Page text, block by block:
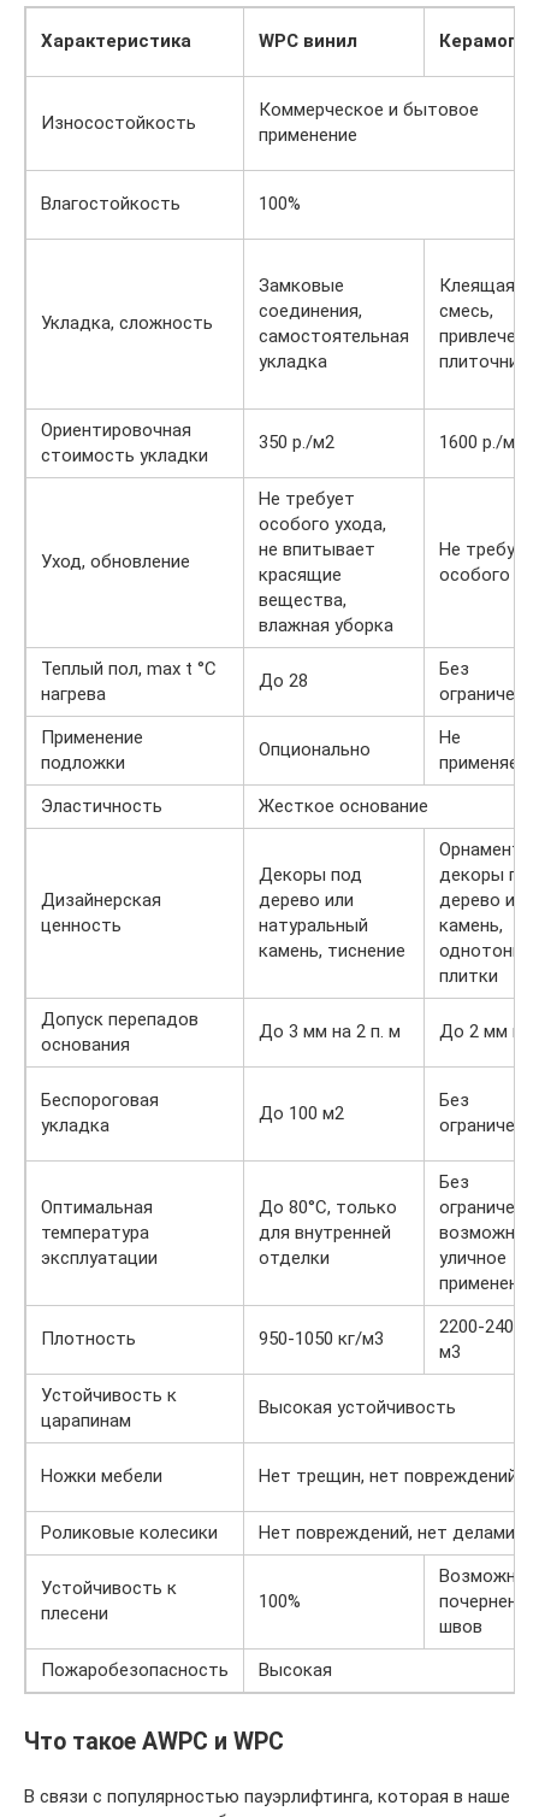
Характеристика WPC винил
Износостойкость
Коммерческое и бытовое
применение
Влагостойкость 100%
Укладка, сложность
Замковые
соединения,
самостоятельная
укладка
Клеящая
смесь,
плиточника
Ориентировочная
стоимость укладки
350 р./м2 1600 р./м2
Уход, обновление
Не требует
особого ухода,
не впитывает
красящие
вещества,
влажная уборка
Не требует
особого
Теплый пол, max t °С
нагрева
До 28
Без
Применение
подложки
Опционально
Не
Эластичность
Жесткое основание
Дизайнерская
ценность
Декоры под
дерево или
натуральный
камень, тиснение
Орнаменты,
декоры под
дерево или
камень,
плитки
Допуск перепадов
основания
До 3 мм на 2 п. м До 2 мм на
Беспороговая
укладка
До 100 м2
Без
Оптимальная
температура
эксплуатации
До 80°С, только
для внутренней
отделки
Без
возможно
уличное
применение
Плотность 950-1050 кг/м3
2200-2400
м3
Устойчивость к
царапинам
Высокая устойчивость
Ножки мебели Нет трещин, нет повреждений
Роликовые колесики Нет повреждений, нет
Устойчивость к
плесени
100%
Возможно
почернение
швов
Пожаробезопасность
Высокая
Что такое AWPC и WPC
В связи с популярностью пауэрлифтинга, которая в наше